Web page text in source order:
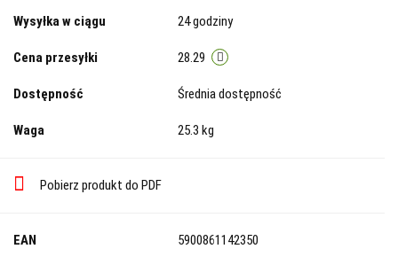
Wysyłka w ciągu 24 godziny
Cena przesyłki 28.29
Dostępność Średnia dostępność
Waga 25.3 kg
Pobierz produkt do PDF
EAN 5900861142350